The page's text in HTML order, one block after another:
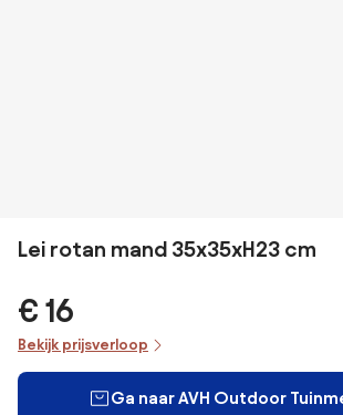
Lei rotan mand 35x35xH23 cm
€ 16
Bekijk prijsverloop
Ga naar AVH Outdoor